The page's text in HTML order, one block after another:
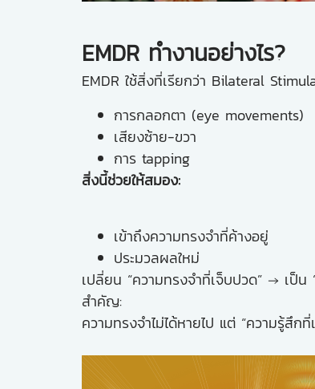
EMDR ทำงานอย่างไร?
EMDR ใช้สิ่งที่เรียกว่า Bilateral
การกลอกตา (eye movements)
เสียงซ้าย-ขวา
การ tapping
สิ่งนี้ช่วยให้สมอง:
เข้าถึงความทรงจำที่ค้างอยู่
ประมวลผลใหม่
เปลี่ยน “ความทรงจำที่เจ็บปวด” → เป็น
สำคัญ:
ความทรงจำไม่ได้หายไป แต่ “ความรู้สึก